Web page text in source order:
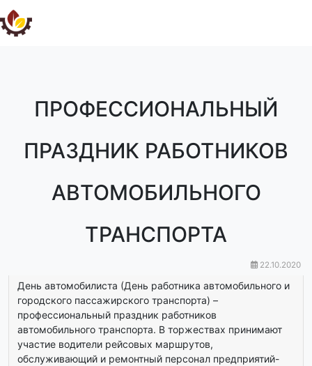
ПРОФЕССИОНАЛЬНЫЙ
ПРАЗДНИК РАБОТНИКОВ
АВТОМОБИЛЬНОГО
ТРАНСПОРТА
22.10.2020
День автомобилиста (День работника автомобильного и
городского пассажирского транспорта) –
профессиональный праздник работников
автомобильного транспорта. В торжествах принимают
участие водители рейсовых маршрутов,
обслуживающий и ремонтный персонал предприятий-